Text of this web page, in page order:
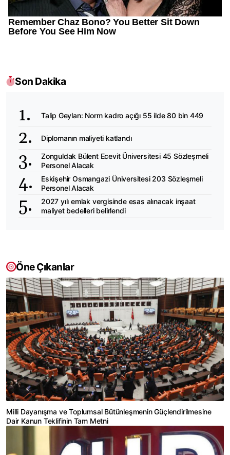
Son Dakika
Talip Geylan: Norm kadro açığı 55 ilde 80 bin 449
Diplomanın maliyeti katlandı
Zonguldak Bülent Ecevit Üniversitesi 45 Sözleşmeli
Personel Alacak
Eskişehir Osmangazi Üniversitesi 203 Sözleşmeli
Personel Alacak
2027 yılı emlak vergisinde esas alınacak inşaat
maliyet bedelleri belirlendi
Öne Çıkanlar
Milli Dayanışma ve Toplumsal Bütünleşmenin Güçlendirilmesine
Dair Kanun Teklifinin Tam Metni